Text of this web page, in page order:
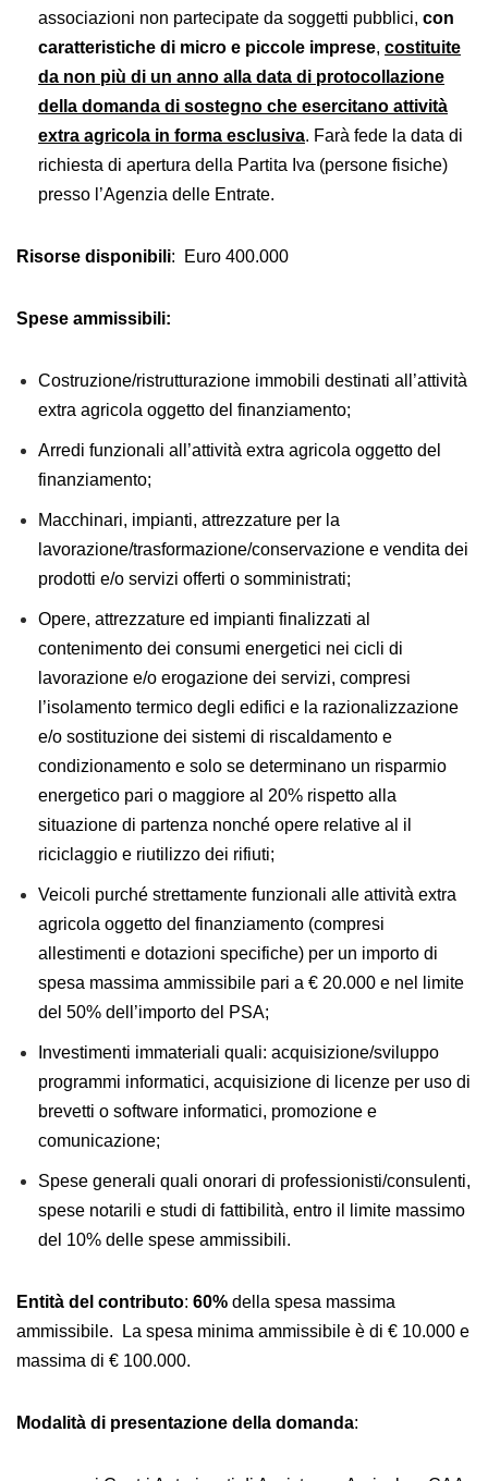
associazioni non partecipate da soggetti pubblici, con
caratteristiche di micro e piccole imprese, costituite
da non più di un anno alla data di protocollazione
della domanda di sostegno che esercitano attività
extra agricola in forma esclusiva. Farà fede la data di
richiesta di apertura della Partita Iva (persone fisiche)
presso l’Agenzia delle Entrate.
Risorse disponibili: Euro 400.000
Spese ammissibili:
Costruzione/ristrutturazione immobili destinati all’attività
extra agricola oggetto del finanziamento;
Arredi funzionali all’attività extra agricola oggetto del
finanziamento;
Macchinari, impianti, attrezzature per la
lavorazione/trasformazione/conservazione e vendita dei
prodotti e/o servizi offerti o somministrati;
Opere, attrezzature ed impianti finalizzati al
contenimento dei consumi energetici nei cicli di
lavorazione e/o erogazione dei servizi, compresi
l’isolamento termico degli edifici e la razionalizzazione
e/o sostituzione dei sistemi di riscaldamento e
condizionamento e solo se determinano un risparmio
energetico pari o maggiore al 20% rispetto alla
situazione di partenza nonché opere relative al il
riciclaggio e riutilizzo dei rifiuti;
Veicoli purché strettamente funzionali alle attività extra
agricola oggetto del finanziamento (compresi
allestimenti e dotazioni specifiche) per un importo di
spesa massima ammissibile pari a € 20.000 e nel limite
del 50% dell’importo del PSA;
Investimenti immateriali quali: acquisizione/sviluppo
programmi informatici, acquisizione di licenze per uso di
brevetti o software informatici, promozione e
comunicazione;
Spese generali quali onorari di professionisti/consulenti,
spese notarili e studi di fattibilità, entro il limite massimo
del 10% delle spese ammissibili.
Entità del contributo: 60% della spesa massima
ammissibile. La spesa minima ammissibile è di € 10.000 e
massima di € 100.000.
Modalità di presentazione della domanda: